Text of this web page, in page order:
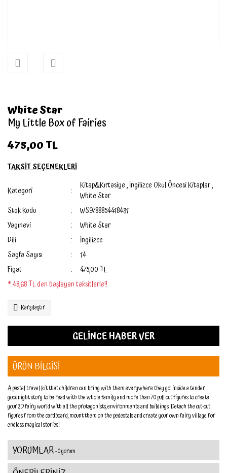
White Star
My Little Box of Fairies
475,00 TL
TAKSİT SEÇENEKLERİ
Kategori Kitap&Kırtasiye,İngilizce Okul Öncesi Kitaplar,
White Star
Stok Kodu
WS9788854418431
Yayınevi
White Star
Dili
İngilizce
Sayfa Sayısı
14
Fiyat
475,00 TL
* 48,68 TL den başlayan taksitlerle!!
Karşılaştır
GELİNCE HABER VER
ÜRÜN BİLGİSİ
A pastel travel kit that children can bring with them everywhere they go: inside a tender
goodnight story to be read with the whole family and more than 70 pull out figures to create
your 3D fairy world with all the protagonists, environments and buildings. Detach the cut-out
figures from the cardboard, mount them on the pedestals and create your own fairy village for
endless magical stories!
YORUMLAR- 0 yorum